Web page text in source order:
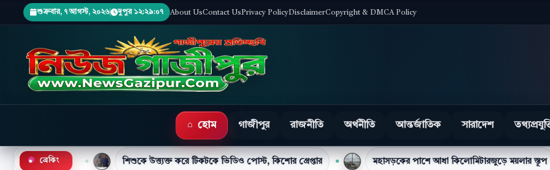
শুক্রবার, ৭ আগস্ট, ২০২৬ দুপুর ১২:২৯:০৯ About UsContact UsPrivacy PolicyDisclaimerCopyright & DMCA Policy
হোম গাজীপুর রাজনীতি অর্থনীতি আন্তর্জাতিক সারাদেশ
● ব্রেকিংশিশুকে উত্ত্যক্ত করে টিকটকে ভিডিও পোস্ট, কিশোর গ্রেপ্তার মহাসড়কের পাশে আধা কিলোমিটারজুড়ে ময়লার স্তূপ